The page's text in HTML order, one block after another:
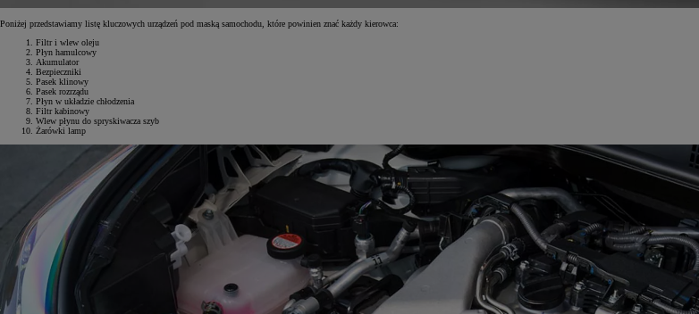
HYBRID
Poniżej przedstawiamy listę kluczowych urządzeń pod maską samochodu, które powinien znać każdy kierowca:
Filtr i wlew oleju
Płyn hamulcowy
Akumulator
Bezpieczniki
Pasek klinowy
Pasek rozrządu
Płyn w układzie chłodzenia
Filtr kabinowy
Wlew płynu do spryskiwacza szyb
Żarówki lamp